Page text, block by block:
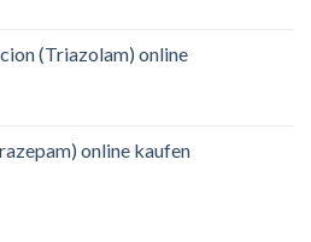
(Triazolam) online
online kaufen